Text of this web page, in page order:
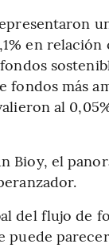
en relación
fondos más
al
Bioy, el
del flujo de